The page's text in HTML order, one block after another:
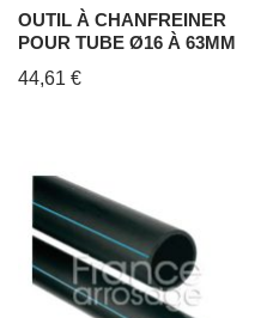
OUTIL À CHANFREINER
POUR TUBE Ø16 À 63MM
44,61 €